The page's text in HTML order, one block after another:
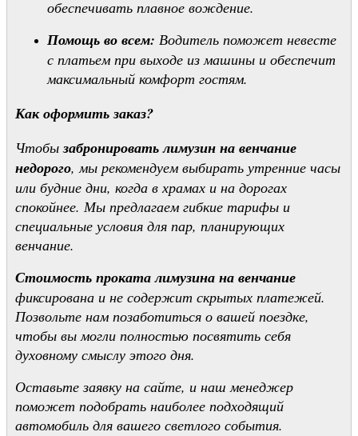
обеспечивать плавное вождение.
Помощь во всем: Водитель поможет невесте
с платьем при выходе из машины и обеспечит
максимальный комфорт гостям.
Как оформить заказ?
Чтобызабронировать лимузин на венчание
недорого, мы рекомендуем выбирать утренние часы
или будние дни, когда в храмах и на дорогах
спокойнее. Мы предлагаем гибкие тарифы и
специальные условия для пар, планирующих
венчание.
Стоимость проката лимузина на венчание
фиксирована и не содержит скрытых платежей.
Позвольте нам позаботиться о вашей поездке,
чтобы вы могли полностью посвятить себя
духовному смыслу этого дня.
Оставьте заявку на сайте, и наш менеджер
поможет подобрать наиболее подходящий
автомобиль для вашего светлого события.